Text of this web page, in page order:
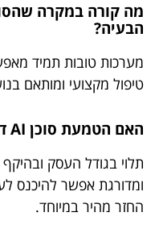
הבעיה?
מערכות טובות תמיד
טיפול מקצועי ומותאם
האם הטמעת סוכן AI דורשת השקעה גדולה?
תלוי בגודל העסק
ומדורגת אפשר להיכנס
החזר מהיר במיוחד.